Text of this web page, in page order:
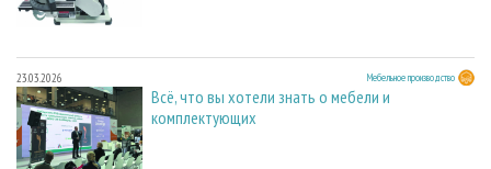
23.03.2026 Мебельное производство
Всё, что вы хотели знать о мебели и
комплектующих